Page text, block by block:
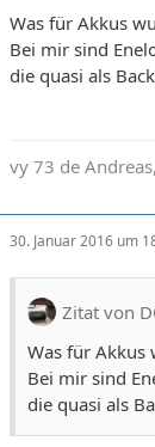
Was für Akkus
Bei mir sind
die quasi als
vy 73 de
30. Januar 2016 um
Zitat von
Was für Akkus
Bei mir sind
die quasi als